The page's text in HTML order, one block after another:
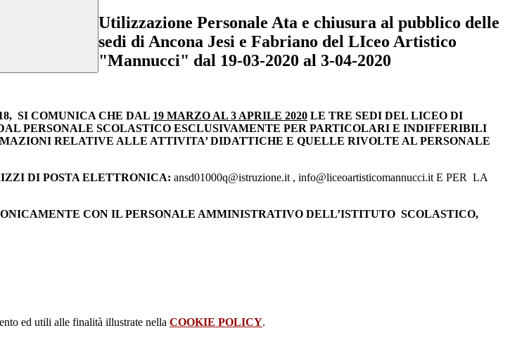
Utilizzazione Personale Ata e chiusura al pubblico delle
sedi di Ancona Jesi e Fabriano del LIceo Artistico
"Mannucci" dal 19-03-2020 al 3-04-2020
SI COMUNICA CHE DAL 19 MARZO AL 3 APRILE 2020 LE TRE SEDI DEL LICEO DI
PERSONALE SCOLASTICO ESCLUSIVAMENTE PER PARTICOLARI E INDIFFERIBILI
RELATIVE ALLE ATTIVITA’ DIDATTICHE E QUELLE RIVOLTE AL PERSONALE
DI POSTA ELETTRONICA: ansd01000q@istruzione.it , info@liceoartisticomannucci.it E PER LA
CON IL PERSONALE AMMINISTRATIVO DELL’ISTITUTO SCOLASTICO,
ed utili alle finalità illustrate nella COOKIE POLICY.